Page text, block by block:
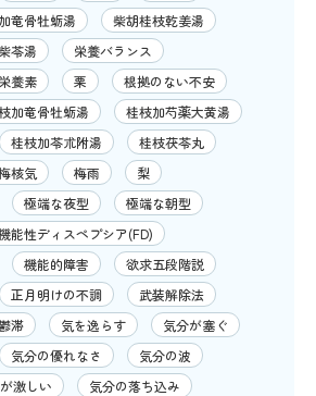
竜骨牡蛎湯
柴胡桂枝乾姜湯
苓湯
栄養バランス
栄養素 栗
根拠のない不安
加竜骨牡蛎湯
桂枝加芍薬大黄湯
桂枝加苓朮附湯
桂枝茯苓丸
核気 梅雨
梨
極端な夜型
極端な朝型
能性ディスペプシア(FD)
機能的障害
欲求五段階説
正月明けの不調
武装解除法
滞 気を逸らす
気分が塞ぐ
気分の優れなさ
気分の波
激しい
気分の落ち込み